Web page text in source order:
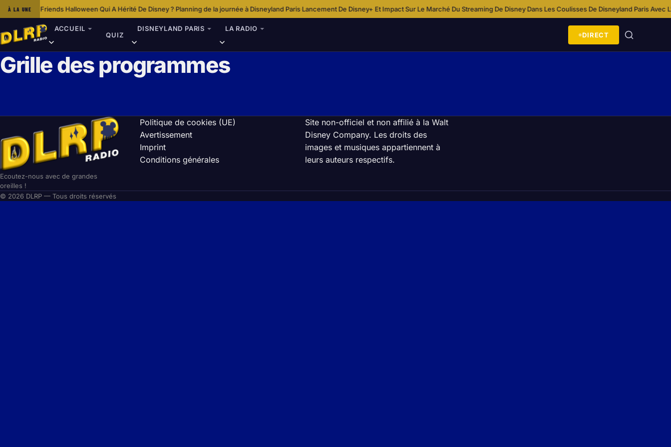
À LA UNE& Friends Halloween·Qui A Hérité De Disney ?·Planning de la journée à Disneyland Paris·Lancement De Disney+ Et Impact Sur Le Marché Du Streaming De Disney·Dans Les Coulisses De Disneyland Paris Avec
ACCUEIL
QUIZ
DISNEYLAND PARIS LA RADIO
DIRECT
Grille des programmes
Ecoutez-nous avec de grandes
oreilles !
Politique de cookies (UE)
Avertissement
Imprint
Conditions générales
Site non-officiel et non affilié à la Walt
Disney Company. Les droits des
images et musiques appartiennent à
leurs auteurs respectifs.
© 2026 DLRP — Tous droits réservés